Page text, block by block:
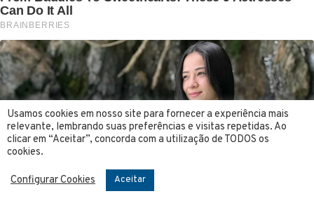
Usamos cookies em nosso site para fornecer a experiência mais
relevante, lembrando suas preferências e visitas repetidas. Ao
clicar em “Aceitar”, concorda com a utilização de TODOS os
cookies.
Configurar Cookies Aceitar